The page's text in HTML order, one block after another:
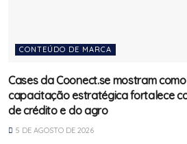
CONTEÚDO DE MARCA
Cases da Coonect.se mostram
capacitação estratégica fortalece
de crédito e do agro
5 DE AGOSTO DE 2026